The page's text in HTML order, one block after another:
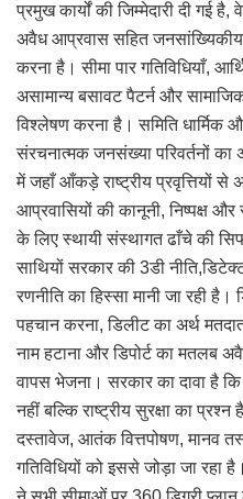
प्रमुख कार्यों की जिम्मेदारी दी गई
अवैध आप्रवास सहित जनसांख्यिकीय
करना है। सीमा पार गतिविधियाँ,
असामान्य बसावट पैटर्न और
विश्लेषण करना है। समिति धार्मिक
संरचनात्मक जनसंख्या परिवर्तनों
में जहाँ आँकड़े राष्ट्रीय प्रवृत्तियों
आप्रवासियों की कानूनी, निष्पक्ष
के लिए स्थायी संस्थागत ढाँचे की
साथियों सरकार की 3डी
रणनीति का हिस्सा मानी जा रही
पहचान करना, डिलीट का अर्थ
नाम हटाना और डिपोर्ट का मतलब
वापस भेजना। सरकार का दावा है
नहीं बल्कि राष्ट्रीय सुरक्षा का
दस्तावेज, आतंक वित्तपोषण, मानव
गतिविधियों को इससे जोड़ा जा रहा